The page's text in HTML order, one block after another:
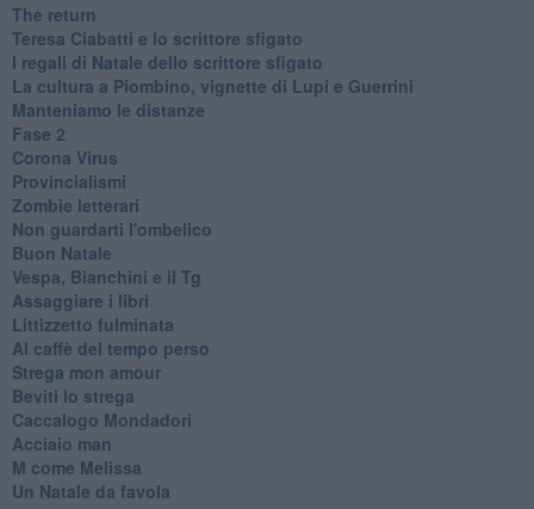
The return
Teresa Ciabatti e lo scrittore sfigato
I regali di Natale dello scrittore sfigato
La cultura a Piombino, vignette di Lupi e Guerrini
Manteniamo le distanze
Fase 2
Corona Virus
Provincialismi
Zombie letterari
Non guardarti l'ombelico
Buon Natale
Vespa, Bianchini e il Tg
Assaggiare i libri
Littizzetto fulminata
Al caffè del tempo perso
Strega mon amour
Beviti lo strega
Caccalogo Mondadori
Acciaio man
M come Melissa
Un Natale da favola